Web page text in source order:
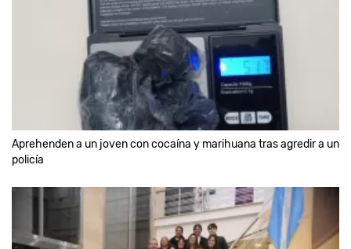
Aprehenden a un joven con cocaína y marihuana tras agredir a un
policía